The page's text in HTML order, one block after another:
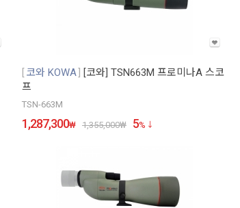
코와 KOWA
[코와] TSN663M 프로미나A 스코
프
TSN-663M
1,287,300₩ 1,355,000₩ 5%